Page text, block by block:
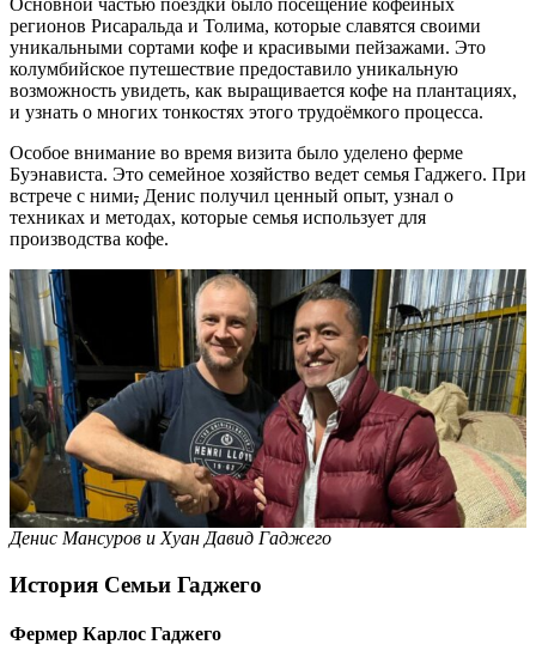
Основной частью поездки было посещение кофейных
регионов Рисаральда и Толима, которые славятся своими
уникальными сортами кофе и красивыми пейзажами. Это
колумбийское путешествие предоставило уникальную
возможность увидеть, как выращивается кофе на плантациях,
и узнать о многих тонкостях этого трудоёмкого процесса.
Особое внимание во время визита было уделено ферме
Буэнависта. Это семейное хозяйство ведет семья Гаджего. При
встрече с ними, Денис получил ценный опыт, узнал о
техниках и методах, которые семья использует для
производства кофе.
Денис Мансуров и Хуан Давид Гаджего
История Семьи Гаджего
Фермер Карлос Гаджего